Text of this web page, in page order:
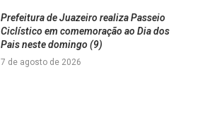
Prefeitura de Juazeiro realiza Passeio
Ciclístico em comemoração ao Dia dos
Pais neste domingo (9)
7 de agosto de 2026